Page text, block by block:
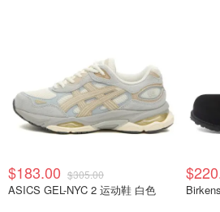
$183.00 $305.00
ASICS GEL-NYC 2 运动鞋 白色